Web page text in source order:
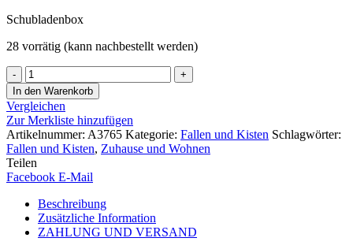
Schubladenbox
28 vorrätig (kann nachbestellt werden)
Schubladenbox
aus
Holz
3
Menge
In den Warenkorb
Vergleichen
Zur Merkliste hinzufügen
Artikelnummer: A3765 Kategorie: Fallen und Kisten Schlagwörter:
Fallen und Kisten, Zuhause und Wohnen
Teilen
Facebook E-Mail
Beschreibung
Zusätzliche Information
ZAHLUNG UND VERSAND